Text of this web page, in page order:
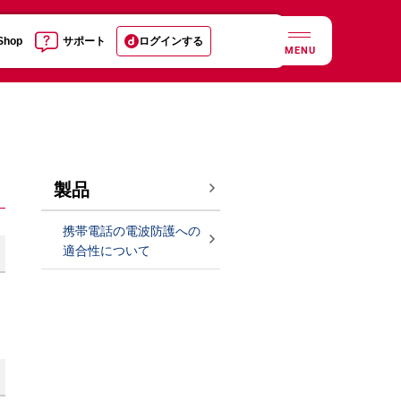
サポート ログインする
MENU
製品
携帯電話の電波防護への
適合性について